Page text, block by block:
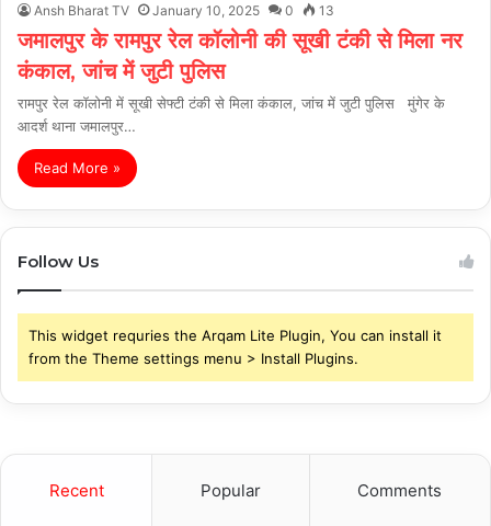
Ansh Bharat TV January 10, 2025 0 13
जमालपुर के रामपुर रेल कॉलोनी की सूखी टंकी से मिला नर
कंकाल, जांच में जुटी पुलिस
रामपुर रेल कॉलोनी में सूखी सेफ्टी टंकी से मिला कंकाल, जांच में जुटी पुलिस मुंगेर के
आदर्श थाना जमालपुर…
Read More »
Follow Us
This widget requries the Arqam Lite Plugin, You can install it
from the Theme settings menu > Install Plugins.
Recent Popular Comments